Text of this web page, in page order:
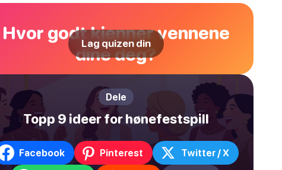
Hvor godt kjenner vennene
dine deg?
Lag quizen din
Dele
Topp 9 ideer for hønefestspill
Facebook Pinterest Twitter / X